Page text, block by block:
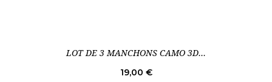
LOT DE 3 MANCHONS CAMO 3D...
Prix
19,00 €